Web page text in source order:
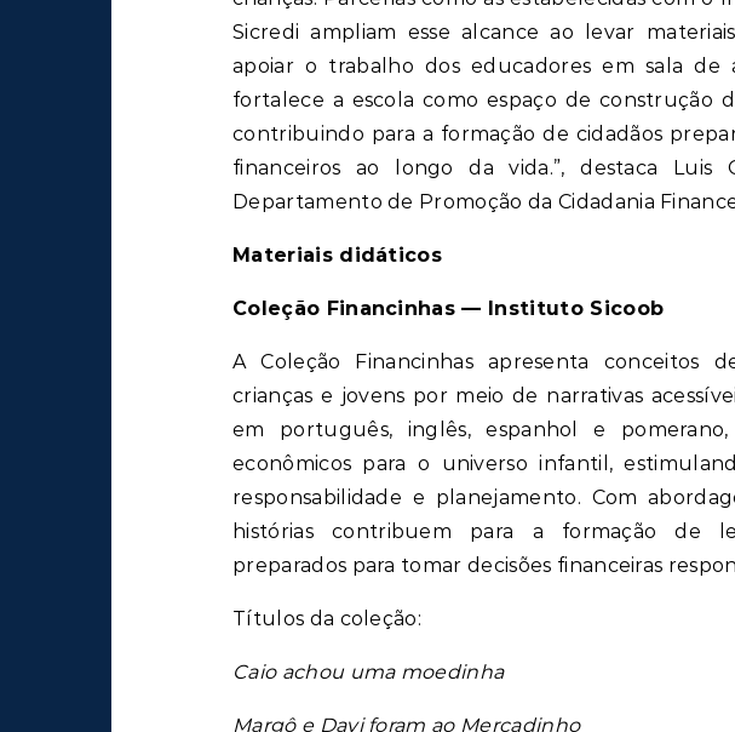
Sicredi ampliam esse alcance ao levar
apoiar o trabalho dos educadores em sala de
fortalece a escola como espaço de construção
contribuindo para a formação de cidadãos
financeiros ao longo da vida.”, destaca Luis
Departamento de Promoção da Cidadania
Materiais didáticos
Coleção Financinhas — Instituto Sicoob
A Coleção Financinhas apresenta conceitos
crianças e jovens por meio de narrativas
em português, inglês, espanhol e
econômicos para o universo infantil,
responsabilidade e planejamento. Com
histórias contribuem para a formação de
preparados para tomar decisões financeiras
Títulos da coleção:
Caio achou uma moedinha
Margô e Davi foram ao Mercadinho